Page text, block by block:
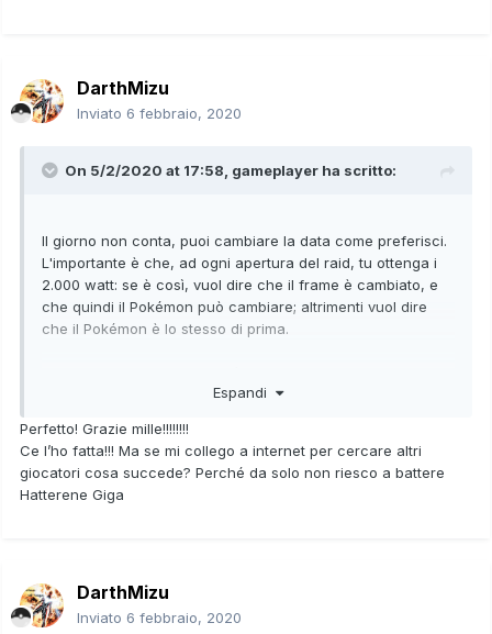
DarthMizu
Inviato 6 febbraio, 2020
On 5/2/2020 at 17:58, gameplayer ha scritto:
Il giorno non conta, puoi cambiare la data come preferisci.
L'importante è che, ad ogni apertura del raid, tu ottenga i
2.000 watt: se è così, vuol dire che il frame è cambiato, e
che quindi il Pokémon può cambiare; altrimenti vuol dire
che il Pokémon è lo stesso di prima.
che devi sapere è che i primi 3 Pokémon che incontri in un
che, se salti 100 giorni e poi spegni senza salvare, alla
riapertura sarà impossibile che il Pokémon che cerchi sia
tra i primi 3 Pokémon che incontrerai cambiando data
(altrimenti l'avresti incontrato anche prima). Dal 4° in poi,
Espandi
Perfetto! Grazie mille!!!!!!!!
Ce l’ho fatta!!! Ma se mi collego a internet per cercare altri
giocatori cosa succede? Perché da solo non riesco a battere
Hatterene Giga
DarthMizu
Inviato 6 febbraio, 2020